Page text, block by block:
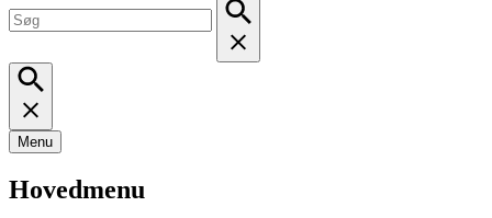
Menu
Hovedmenu